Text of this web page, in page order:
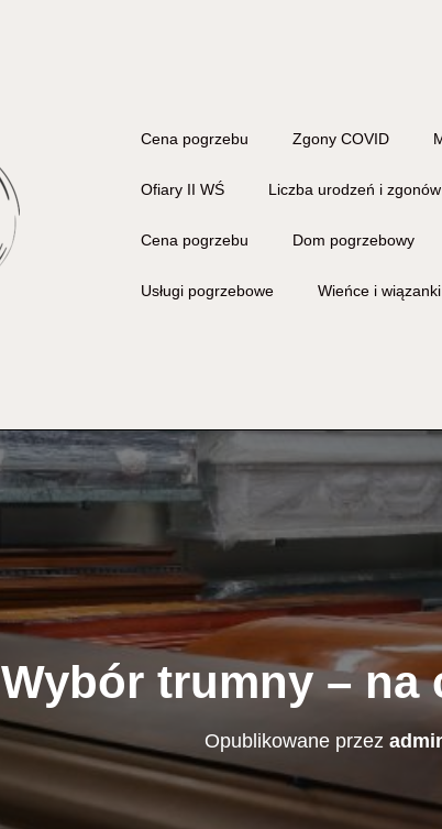
Cena pogrzebu Zgony COVID
Ofiary II WŚ Liczba urodzeń i zgonów
Cena pogrzebu Dom pogrzebowy
Usługi pogrzebowe Wieńce i
Wybór trumny – na
Opublikowane przez